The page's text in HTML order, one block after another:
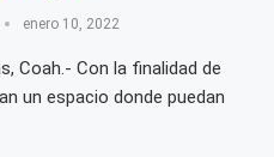
enero 10, 2022
Coah.- Con la finalidad de
un espacio donde puedan